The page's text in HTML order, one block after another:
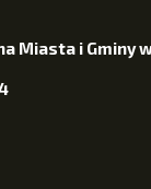
Miasta i Gminy